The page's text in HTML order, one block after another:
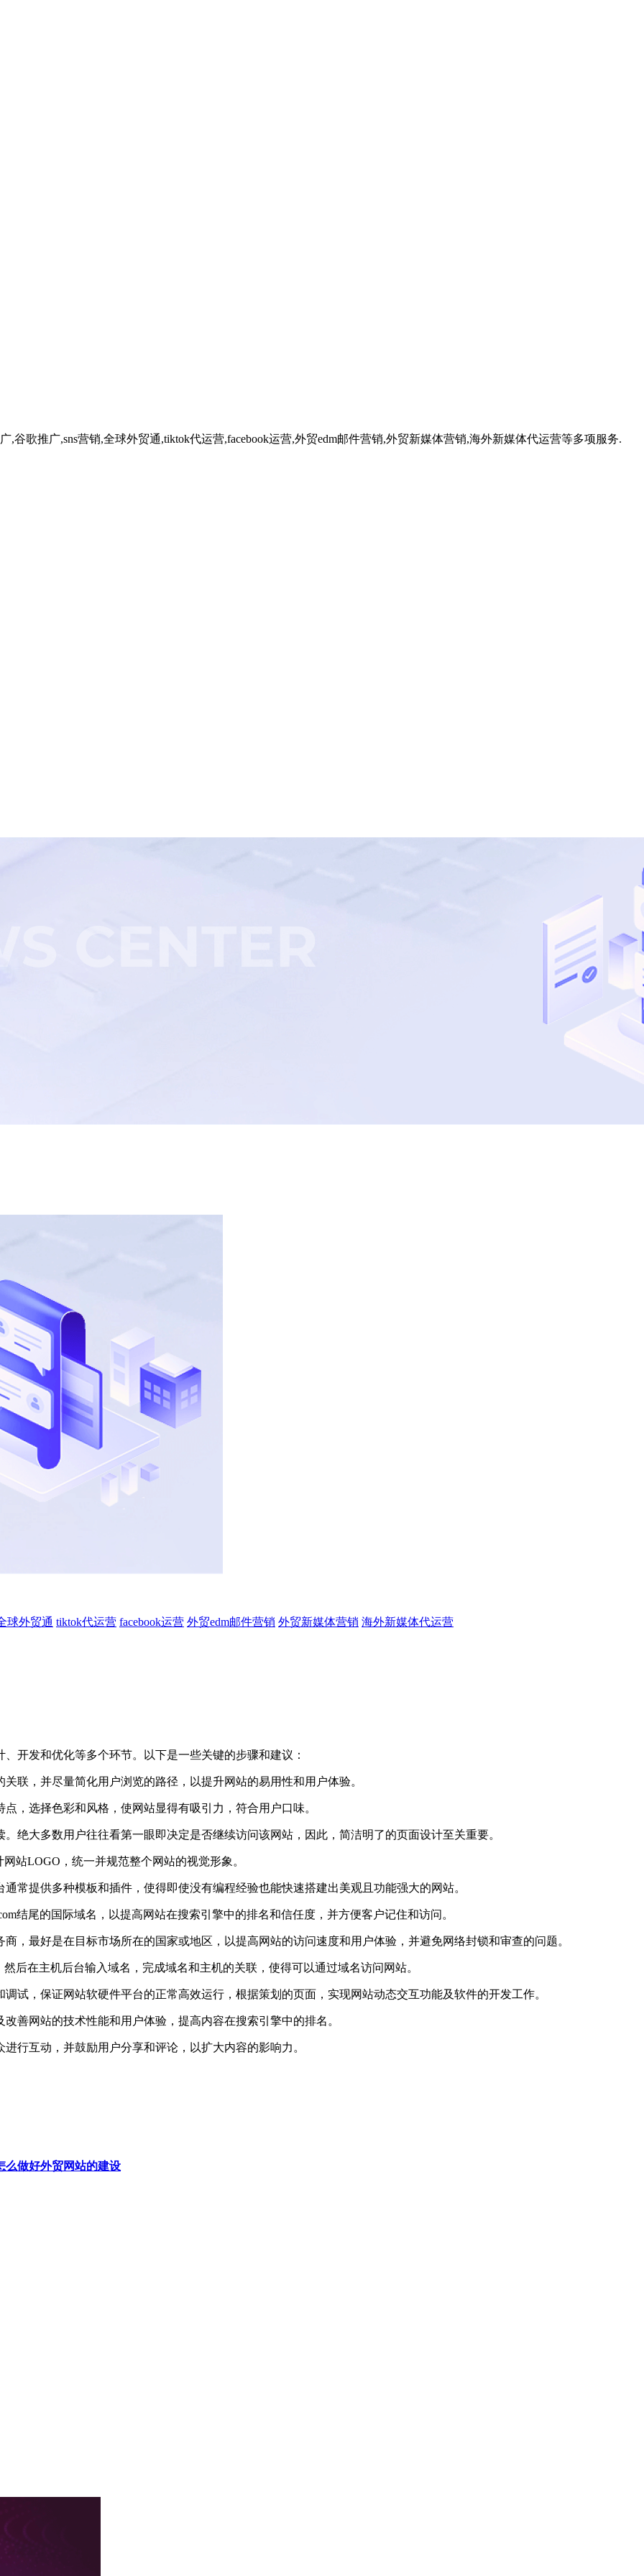
歌推广,sns营销,全球外贸通,tiktok代运营,facebook运营,外贸edm邮件营销,外贸新媒体营销,海外新媒体代运营等多项服务.
球外贸通 tiktok代运营 facebook运营 外贸edm邮件营销 外贸新媒体营销 海外新媒体代运营
发和优化等多个环节。以下是一些关键的步骤和建议：
，并尽量简化用户浏览的路径，以提升网站的易用性和用户体验。
选择色彩和风格，使网站显得有吸引力，符合用户口味。
大多数用户往往看第一眼即决定是否继续访问该网站，因此，简洁明了的页面设计至关重要。
LOGO，统一并规范整个网站的视觉形象。
提供多种模板和插件，使得即使没有编程经验也能快速搭建出美观且功能强大的网站。
尾的国际域名，以提高网站在搜索引擎中的排名和信任度，并方便客户记住和访问。
最好是在目标市场所在的国家或地区，以提高网站的访问速度和用户体验，并避免网络封锁和审查的问题。
在主机后台输入域名，完成域名和主机的关联，使得可以通过域名访问网站。
，保证网站软硬件平台的正常高效运行，根据策划的页面，实现网站动态交互功能及软件的开发工作。
网站的技术性能和用户体验，提高内容在搜索引擎中的排名。
互动，并鼓励用户分享和评论，以扩大内容的影响力。
么做好外贸网站的建设